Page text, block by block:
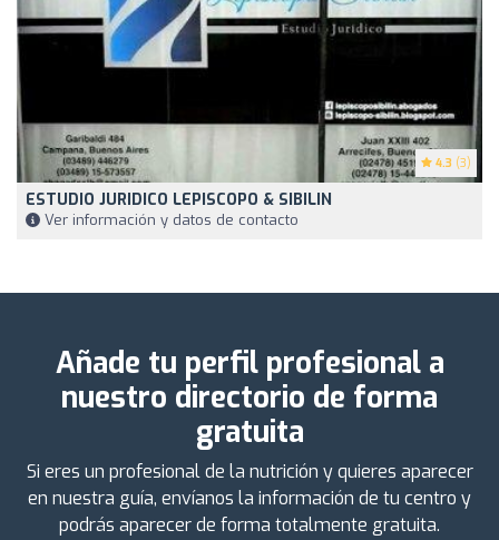
4.3 (3)
ESTUDIO JURIDICO LEPISCOPO & SIBILIN
Ver información y datos de contacto
Añade tu perfil profesional a
nuestro directorio de forma
gratuita
Si eres un profesional de la nutrición y quieres aparecer
en nuestra guía, envíanos la información de tu centro y
podrás aparecer de forma totalmente gratuita.